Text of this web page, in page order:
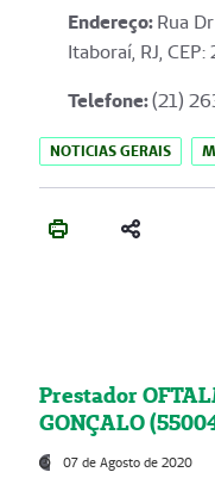
Endereço:Rua
Itaboraí, RJ,
Telefone:(21)
NOTICIAS GERAIS
Prestador
GONÇALO
07 de Agosto de 2020